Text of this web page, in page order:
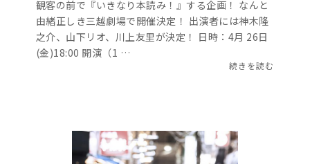
観客の前で『いきなり本読み！』する企画！ なんと
由緒正しき三越劇場で開催決定！ 出演者には神木隆
之介、山下リオ、川上友里が決定！ 日時：4月 26日
(金)18:00 開演（1 …
続きを読む